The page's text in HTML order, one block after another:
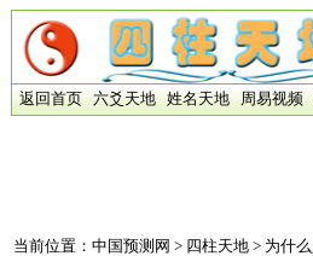
返回首页 六爻天地 姓名天地 周易视频
当前位置： 中国预测网 > 四柱天地 > 为什